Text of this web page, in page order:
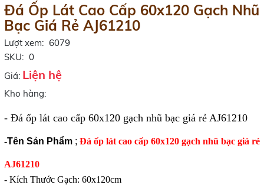
Đá Ốp Lát Cao Cấp 60x120 Gạch Nhũ
Bạc Giá Rẻ AJ61210
Lượt xem: 6079
SKU: 0
Giá: Liện hệ
Kho hàng:
- Đá ốp lát cao cấp 60x120 gạch nhũ bạc giá rẻ AJ61210
-Tên Sản Phẩm; Đá ốp lát cao cấp 60x120 gạch nhũ bạc giá rẻ
AJ61210
- Kích Thước Gạch: 60x120cm